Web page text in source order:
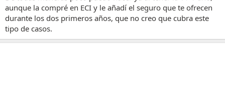
aunque la compré en ECI y le añadí el seguro que te ofrecen
durante los dos primeros años, que no creo que cubra este
tipo de casos.